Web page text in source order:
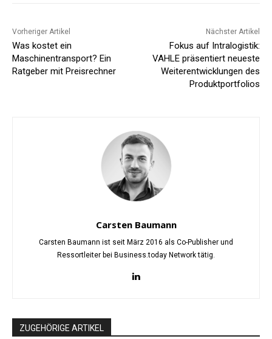
Vorheriger Artikel
Was kostet ein
Maschinentransport? Ein
Ratgeber mit Preisrechner
Nächster Artikel
Fokus auf Intralogistik:
VAHLE präsentiert neueste
Weiterentwicklungen des
Produktportfolios
Carsten Baumann
Carsten Baumann ist seit März 2016 als Co-Publisher und
Ressortleiter bei Business.today Network tätig.
ZUGEHÖRIGE ARTIKEL